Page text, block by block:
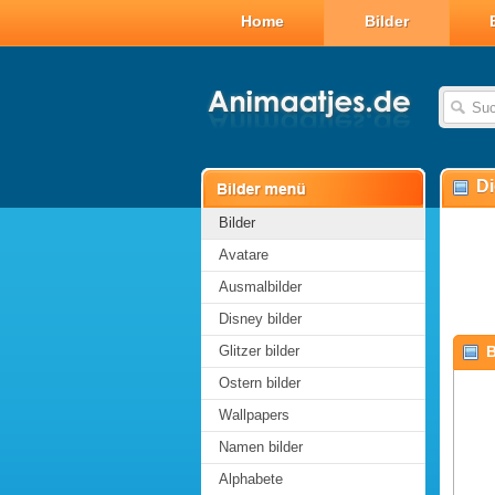
Home Bilder
Bilder
Avatare
Ausmalbilder
Disney bilder
Glitzer bilder
Ostern bilder
Wallpapers
Namen bilder
Alphabete